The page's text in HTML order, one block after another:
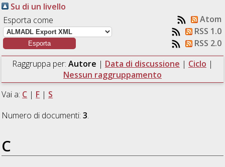
Su di un livello
Esporta come
Atom
RSS 1.0
RSS 2.0
Raggruppa per: Autore | Data di discussione | Ciclo |
Nessun raggruppamento
Vai a: C | F | S
Numero di documenti:3.
C